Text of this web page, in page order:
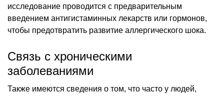
исследование проводится с предварительным
введением антигистаминных лекарств или гормонов,
чтобы предотвратить развитие аллергического шока.
Связь с хроническими
заболеваниями
Также имеются сведения о том, что часто у людей,